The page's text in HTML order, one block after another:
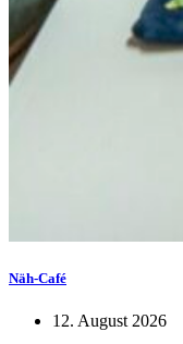
Näh-Café
12. August 2026